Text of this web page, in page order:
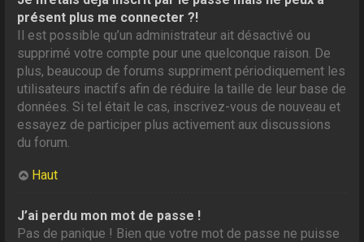
présent plus me connecter ?!
Il est possible qu’un administrateur ait désactivé ou
supprimé votre compte pour une quelconque raison. De
plus, beaucoup de forums suppriment périodiquement les
utilisateurs inactifs afin de réduire la taille de leur base de
données. Si tel était le cas, inscrivez-vous de nouveau et
essayez de participer plus activement aux discussions
du forum.
Haut
J’ai perdu mon mot de passe !
Pas de panique ! Bien que votre mot de passe ne puisse